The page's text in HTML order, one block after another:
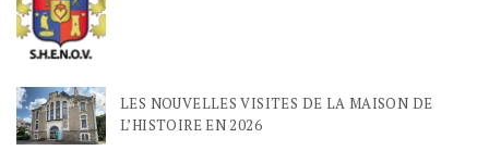
LES NOUVELLES VISITES DE LA MAISON DE
L’HISTOIRE EN 2026